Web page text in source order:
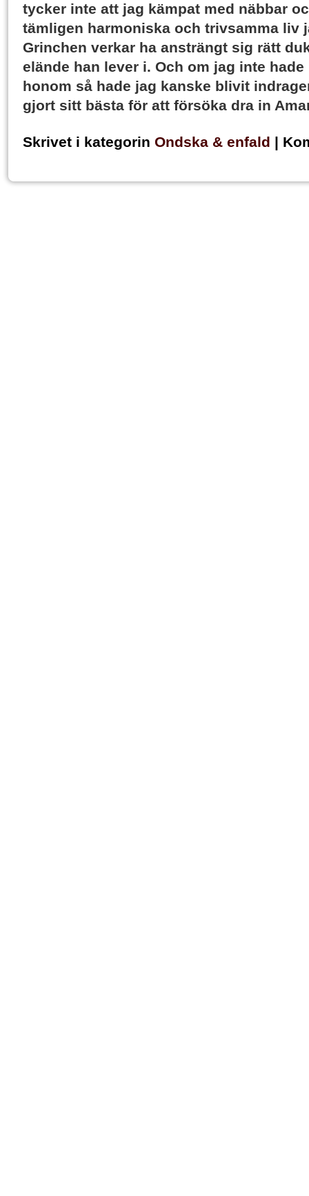
tycker inte att jag kämpat med näbbar
tämligen harmoniska och trivsamma liv
Grinchen verkar ha ansträngt sig rätt
elände han lever i. Och om jag inte
honom så hade jag kanske blivit
gjort sitt bästa för att försöka dra in
Skrivet i kategorin Ondska & enfald |